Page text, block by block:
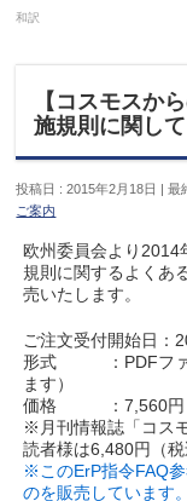
和訳
【コスモスか
施規則に関し
投稿日 : 2015年2月18日 最
ご案内
欧州委員会より2014
規則に関するよくあ
売いたします。
ご注文受付開始日：
形式 ：PDFファイ
ます）
価格 ：7,560円（
※月刊情報誌「コス
読者様は6,480円（税
※このErP指令FAQ
のを販売しています。